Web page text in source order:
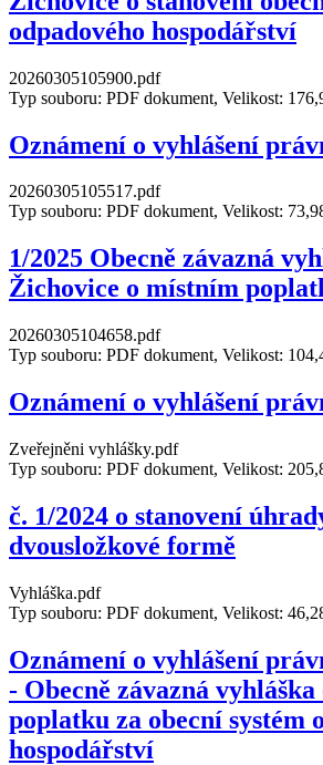
odpadového hospodářství
20260305105900.pdf
Typ souboru: PDF dokument, Velikost:
Oznámení o vyhlášení
20260305105517.pdf
Typ souboru: PDF dokument, Velikost:
1/2025 Obecně závazná
Žichovice o místním
20260305104658.pdf
Typ souboru: PDF dokument, Velikost:
Oznámení o vyhlášení
Zveřejněni vyhlášky.pdf
Typ souboru: PDF dokument, Velikost:
č. 1/2024 o stanovení
dvousložkové formě
Vyhláška.pdf
Typ souboru: PDF dokument, Velikost:
Oznámení o vyhlášení
- Obecně závazná
poplatku za obecní systém
hospodářství